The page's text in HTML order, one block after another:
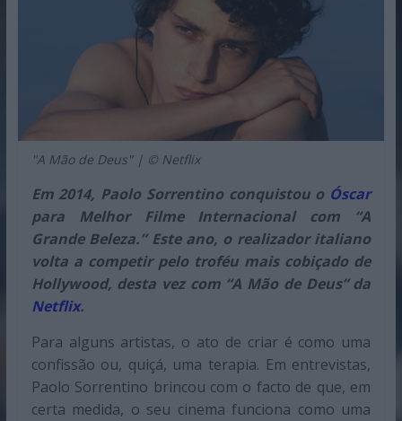
"A Mão de Deus" | © Netflix
Em 2014, Paolo Sorrentino conquistou o Óscar
para Melhor Filme Internacional com “A
Grande Beleza.” Este ano, o realizador italiano
volta a competir pelo troféu mais cobiçado de
Hollywood, desta vez com “A Mão de Deus” da
Netflix.
Para alguns artistas, o ato de criar é como uma
confissão ou, quiçá, uma terapia. Em entrevistas,
Paolo Sorrentino brincou com o facto de que, em
certa medida, o seu cinema funciona como uma